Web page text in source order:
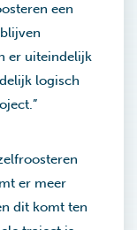
een
er uiteindelijk
logisch
er meer
dit komt ten